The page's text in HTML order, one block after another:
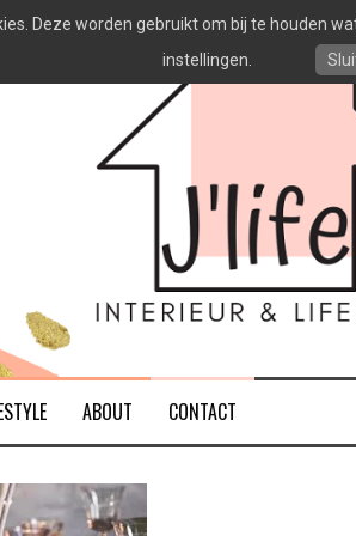
ABOUT CONTACT
Deze worden gebruikt om bij te houden
instellingen.